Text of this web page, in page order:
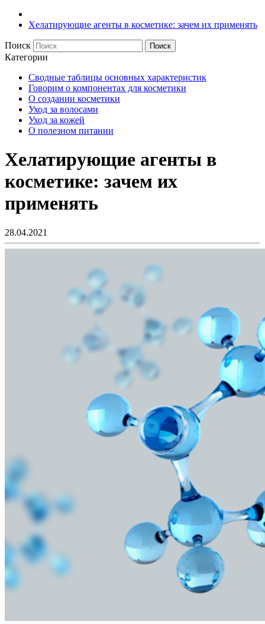
Хелатирующие агенты в косметике: зачем их применять
Поиск Поиск
Категории
Сводные таблицы основных характеристик
Говорим о компонентах для косметики
О создании косметики
Уход за волосами
Уход за кожей
О полезном питании
Хелатирующие агенты в
косметике: зачем их
применять
28.04.2021